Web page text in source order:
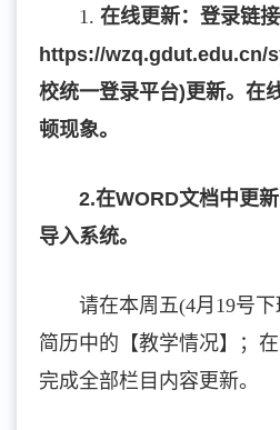
1. 在线更新： 登录链接
https://wzq.gdut.edu.cn/
校统一登录平台)更新。在
顿现象。
2.在WORD文档中更
导入系统。
请在本周五(4月19号
简历中的【教学情况】；
完成全部栏目内容更新。